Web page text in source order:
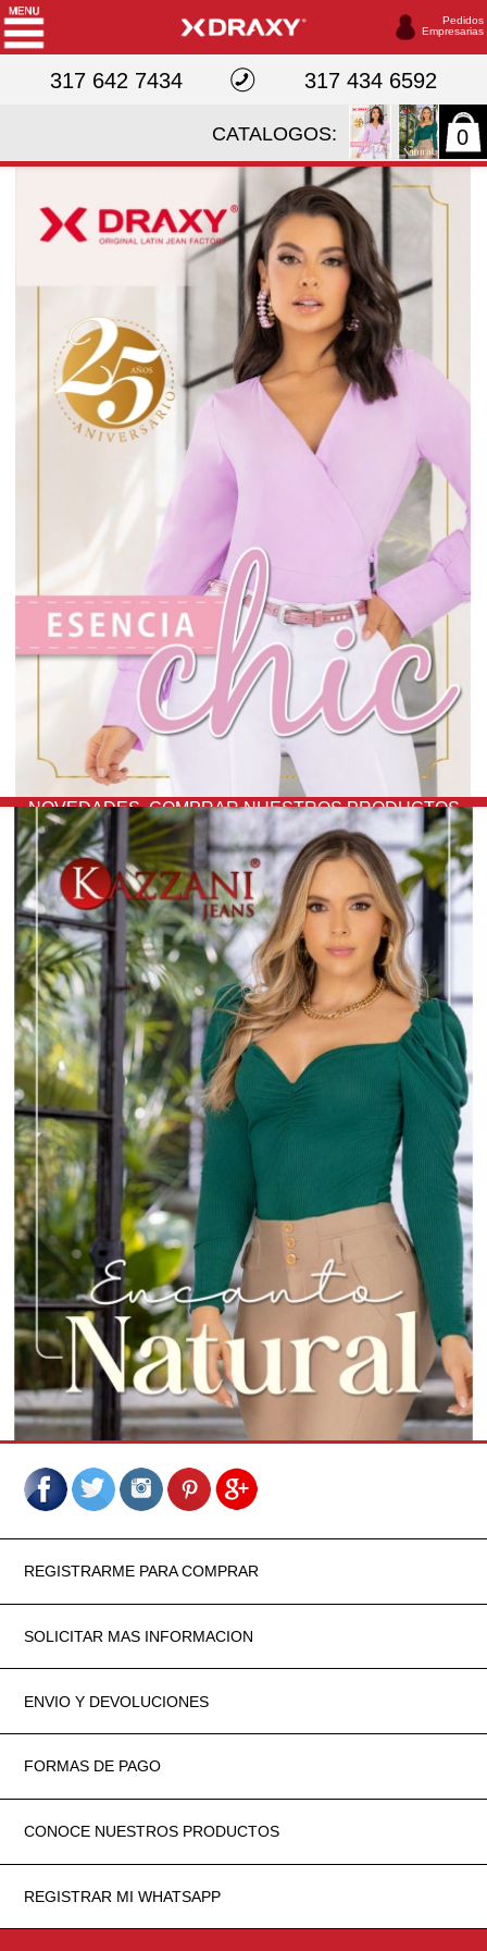
Pedidos
Empresarias
317 642 7434 317 434 6592
CATALOGOS: 0
NOVEDADES,COMPRAR NUESTROS PRODUCTOS
REGISTRARME PARA COMPRAR
SOLICITAR MAS INFORMACION
ENVIO Y DEVOLUCIONES
FORMAS DE PAGO
CONOCE NUESTROS PRODUCTOS
REGISTRAR MI WHATSAPP